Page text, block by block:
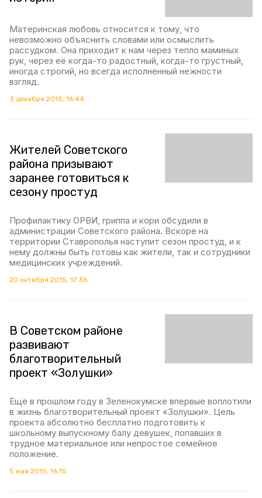
Материнская любовь относится к тому, что
невозможно объяснить словами или осмыслить
рассудком. Она приходит к нам через тепло маминых
рук, через её когда-то радостный, когда-то грустный,
иногда строгий, но всегда исполненный нежности
взгляд.
3 декабря 2015, 16:44
Жителей Советского
района призывают
заранее готовиться к
сезону простуд
Профилактику ОРВИ, гриппа и кори обсудили в
администрации Советского района. Вскоре на
территории Ставрополья наступит сезон простуд, и к
нему должны быть готовы как жители, так и сотрудники
медицинских учреждений.
20 октября 2015, 17:36
В Советском районе
развивают
благотворительный
проект «Золушки»
Ещё в прошлом году в Зеленокумске впервые воплотили
в жизнь благотворительный проект «Золушки». Цель
проекта абсолютно бесплатно подготовить к
школьному выпускному балу девушек, попавших в
трудное материальное или непростое семейное
положение.
5 мая 2015, 16:15